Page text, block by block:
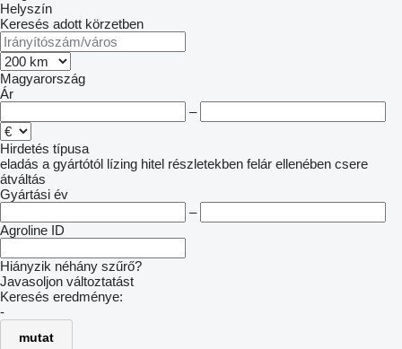
Helyszín
Keresés adott körzetben
Magyarország
Ár
–
Hirdetés típusa
eladás a gyártótól lízing hitel részletekben felár ellenében csere
átváltás
Gyártási év
–
Agroline ID
Hiányzik néhány szűrő?
Javasoljon változtatást
Keresés eredménye:
-
mutat